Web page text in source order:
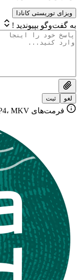
ویزای توریستی کانادا
به گفت‌وگو بپیوندید !
لغو ثبت
فرمت‌های MP3، JPG، PNG، WEBP، MP4، MKV تا ۱۰ مگابایت